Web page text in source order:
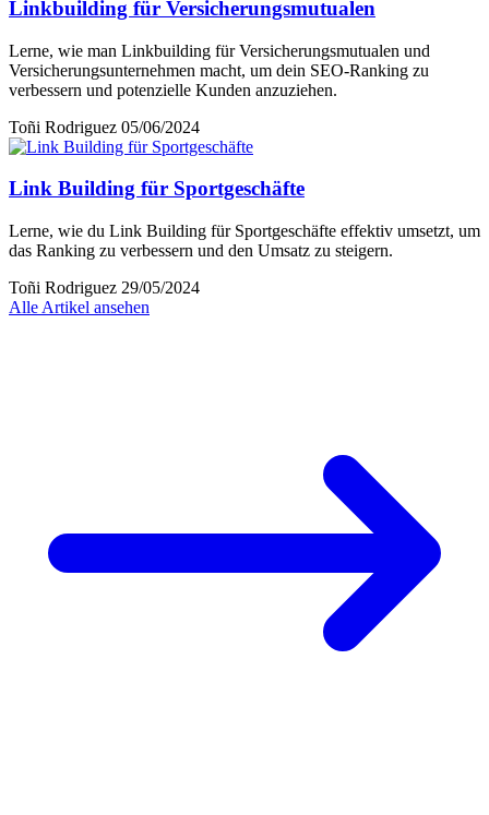
Linkbuilding für Versicherungsmutualen
Lerne, wie man Linkbuilding für Versicherungsmutualen und
Versicherungsunternehmen macht, um dein SEO-Ranking zu
verbessern und potenzielle Kunden anzuziehen.
Toñi Rodriguez 05/06/2024
Link Building für Sportgeschäfte
Lerne, wie du Link Building für Sportgeschäfte effektiv umsetzt, um
das Ranking zu verbessern und den Umsatz zu steigern.
Toñi Rodriguez 29/05/2024
Alle Artikel ansehen